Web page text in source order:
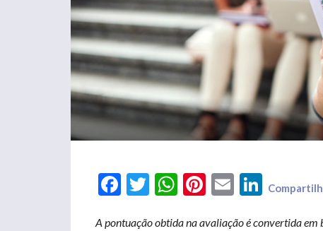
FacebookTwitterWhatsAppPinterest
Email LinkedIn
A pontuação obtida na avaliação é convertida em